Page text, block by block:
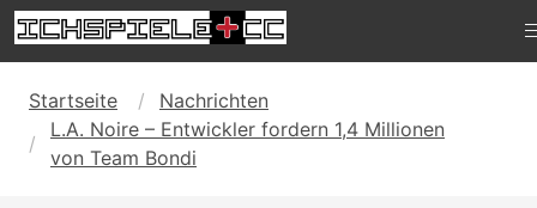
Startseite
Nachrichten
L.A. Noire – Entwickler fordern 1,4 Millionen
von Team Bondi